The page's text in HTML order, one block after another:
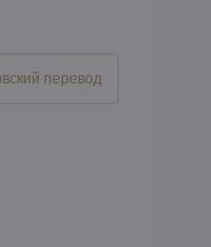
перевод